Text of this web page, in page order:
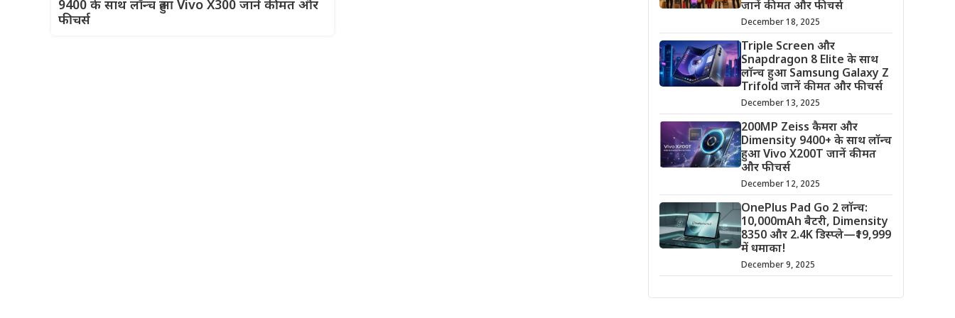
9400 के साथ लॉन्च हुआ Vivo X300 जानें कीमत और
फीचर्स
जानें कीमत और फीचर्स
December 18, 2025
Triple Screen और
Snapdragon 8 Elite के साथ
लॉन्च हुआ Samsung Galaxy Z
Trifold जानें कीमत और फीचर्स
December 13, 2025
200MP Zeiss कैमरा और
Dimensity 9400+ के साथ लॉन्च
हुआ Vivo X200T जानें कीमत
और फीचर्स
December 12, 2025
OnePlus Pad Go 2 लॉन्च:
10,000mAh बैटरी, Dimensity
8350 और 2.4K डिस्प्ले—₹19,999
में धमाका!
December 9, 2025